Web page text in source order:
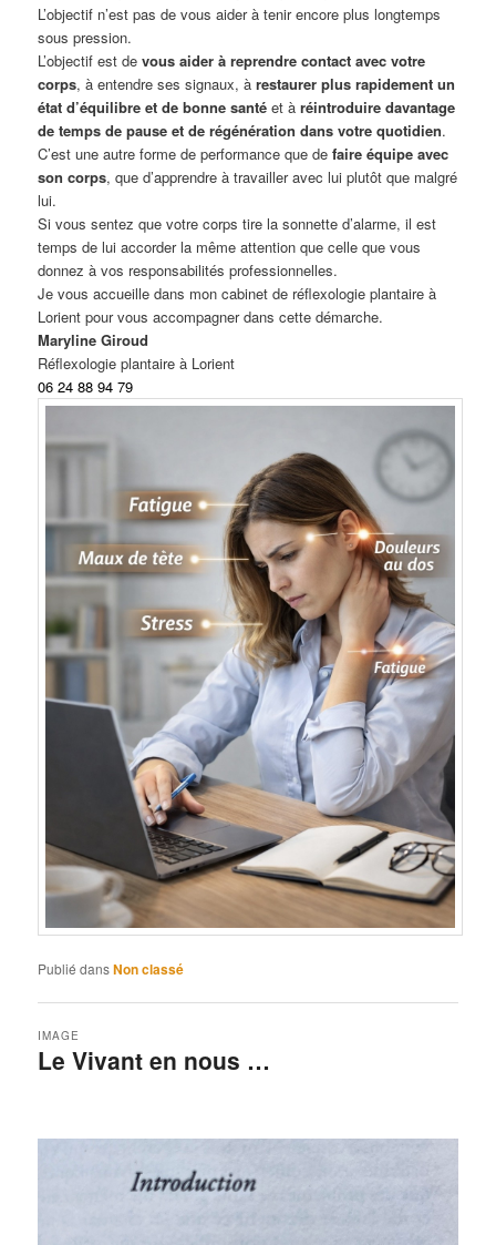
L’objectif n’est pas de vous aider à tenir encore plus longtemps
sous pression.
L’objectif est devous aider à reprendre contact avec votre
corps, à entendre ses signaux, àrestaurer plus rapidement un
état d’équilibre et de bonne santé et àréintroduire davantage
de temps de pause et de régénération dans votre quotidien.
C’est une autre forme de performance que defaire équipe avec
son corps, que d’apprendre à travailler avec lui plutôt que malgré
lui.
Si vous sentez que votre corps tire la sonnette d’alarme, il est
temps de lui accorder la même attention que celle que vous
donnez à vos responsabilités professionnelles.
Je vous accueille dans mon cabinet de réflexologie plantaire à
Lorient pour vous accompagner dans cette démarche.
Maryline Giroud
Réflexologie plantaire à Lorient
06 24 88 94 79
Publié dansNon classé
Le Vivant en nous …
IMAGE